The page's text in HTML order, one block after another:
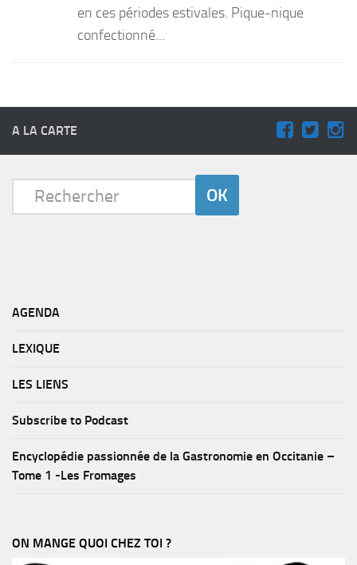
Dessertsen ces périodes estivales. Pique-nique
confectionné...
A LA CARTE
AGENDA
LEXIQUE
LES LIENS
Subscribe to Podcast
Encyclopédie passionnée de la Gastronomie en Occitanie –
Tome 1 -Les Fromages
ON MANGE QUOI CHEZ TOI ?